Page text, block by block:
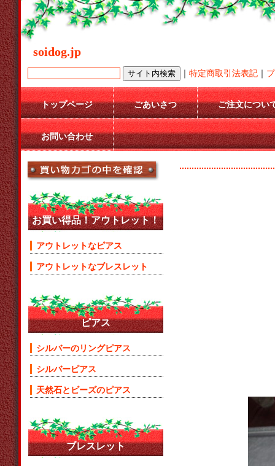
soidog.jp
｜ 特定商取引法表記 ｜
トップページ ごあいさつ ご注文につい
お問い合わせ
お買い得品！アウトレット！
アウトレットなピアス
アウトレットなブレスレット
ピアス
シルバーのリングピアス
シルバーピアス
天然石とビーズのピアス
ブレスレット